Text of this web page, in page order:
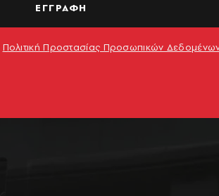
ΕΓΓΡΑΦΗ
Πολιτική Προστασίας Προσωπικών